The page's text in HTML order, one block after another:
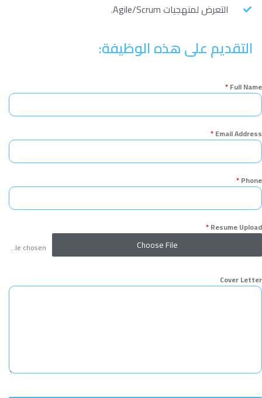
التعرض لمنهجيات Agile/Scrum.
التقديم على هذه الوظيفة:
Full Name
*
Email Address
*
Phone
*
Resume Upload
*
Choose File
No file chosen
Cover Letter